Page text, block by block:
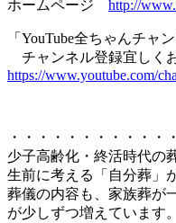
ホームページ http://
「YouTube全ちゃんチ
チャンネル登録宜しく
https://www.youtube.com/
・・・・・・・・・・
少子高齢化・終活時代の
生前に考える「自分葬」
葬儀の内容も、家族葬が
が少しずつ増えています。